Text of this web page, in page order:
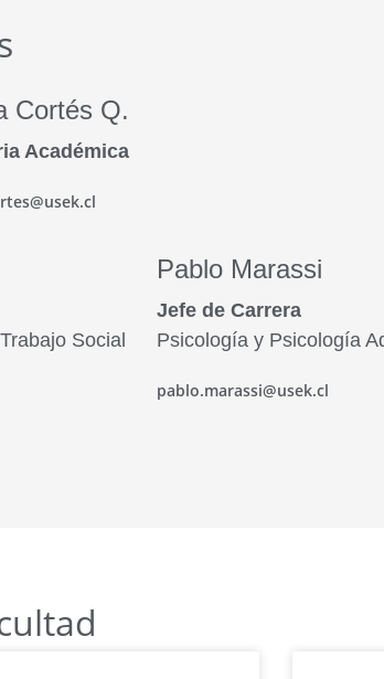
Cortés Q.
Académica
Social
Pablo Marassi
Jefe de Carrera
Psicología y Psicología
pablo.marassi@usek.cl